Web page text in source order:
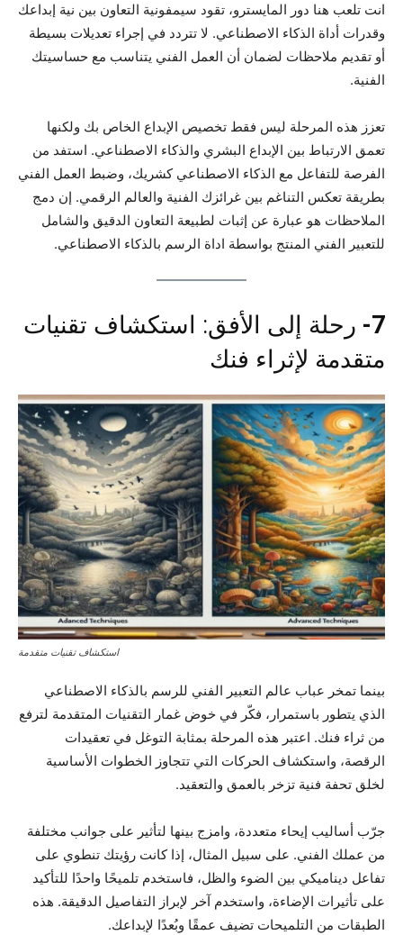
انت تلعب هنا دور المايسترو، تقود سيمفونية التعاون بين نية إبداعك
وقدرات أداة الذكاء الاصطناعي. لا تتردد في إجراء تعديلات بسيطة
أو تقديم ملاحظات لضمان أن العمل الفني يتناسب مع حساسيتك
الفنية.
تعزز هذه المرحلة ليس فقط تخصيص الإبداع الخاص بك ولكنها
تعمق الارتباط بين الإبداع البشري والذكاء الاصطناعي. استفد من
الفرصة للتفاعل مع الذكاء الاصطناعي كشريك، وضبط العمل الفني
بطريقة تعكس التناغم بين غرائزك الفنية والعالم الرقمي. إن دمج
الملاحظات هو عبارة عن إثبات لطبيعة التعاون الدقيق والشامل
للتعبير الفني المنتج بواسطة اداة الرسم بالذكاء الاصطناعي.
7- رحلة إلى الأفق: استكشاف تقنيات
متقدمة لإثراء فنك
استكشاف تقنيات متقدمة
بينما تمخر عباب عالم التعبير الفني للرسم بالذكاء الاصطناعي
الذي يتطور باستمرار، فكّر في خوض غمار التقنيات المتقدمة لترفع
من ثراء فنك. اعتبر هذه المرحلة بمثابة التوغل في تعقيدات
الرقصة، واستكشاف الحركات التي تتجاوز الخطوات الأساسية
لخلق تحفة فنية تزخر بالعمق والتعقيد.
جرّب أساليب إيحاء متعددة، وامزج بينها لتأثير على جوانب مختلفة
من عملك الفني. على سبيل المثال، إذا كانت رؤيتك تنطوي على
تفاعل ديناميكي بين الضوء والظل، فاستخدم تلميحًا واحدًا للتأكيد
على تأثيرات الإضاءة، واستخدم آخر لإبراز التفاصيل الدقيقة. هذه
الطبقات من التلميحات تضيف عمقًا وبُعدًا لإبداعك.